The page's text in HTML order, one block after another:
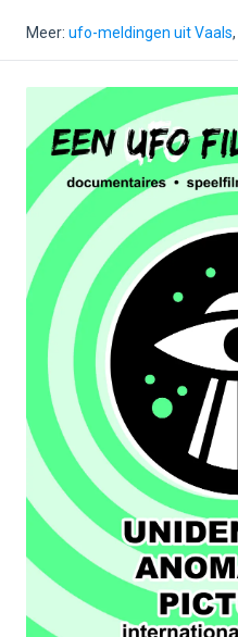
Meer: ufo-meldingen uit Vaals,